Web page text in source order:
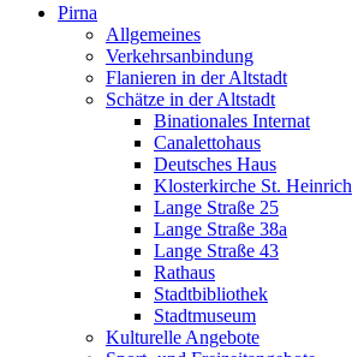
Pirna
Allgemeines
Verkehrsanbindung
Flanieren in der Altstadt
Schätze in der Altstadt
Binationales Internat
Canalettohaus
Deutsches Haus
Klosterkirche St. Heinrich
Lange Straße 25
Lange Straße 38a
Lange Straße 43
Rathaus
Stadtbibliothek
Stadtmuseum
Kulturelle Angebote